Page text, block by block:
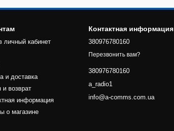
личный кабинет
и доставка
возврат
информация
о магазине
Контактная информация
380976780160
Перезвонить вам?
380976780160
a_radio1
info@a-comms.com.ua